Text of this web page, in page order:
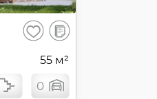
Сохранить
В
сравнение
55 м²
0